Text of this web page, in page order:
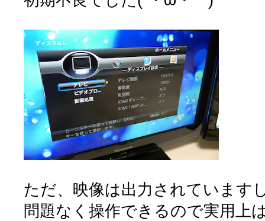
ただ、映像は出力されています
問題なく操作できるので実用上